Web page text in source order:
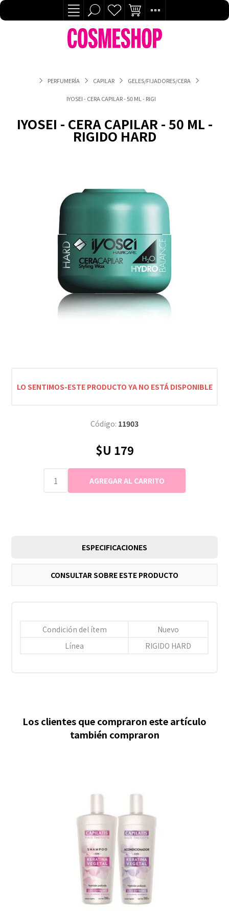
PERFUMERÍA CAPILAR GELES/FIJADORES/CERA
IYOSEI - CERA CAPILAR - 50 ML - RIGIDO HARD
IYOSEI - CERA CAPILAR - 50 ML -
RIGIDO HARD
LO SENTIMOS-ESTE PRODUCTO YA NO ESTÁ DISPONIBLE
Código: 11903
$U 179
ESPECIFICACIONES
CONSULTAR SOBRE ESTE PRODUCTO
Condición del ítem
Nuevo
Línea
RIGIDO HARD
Los clientes que compraron este artículo
también compraron